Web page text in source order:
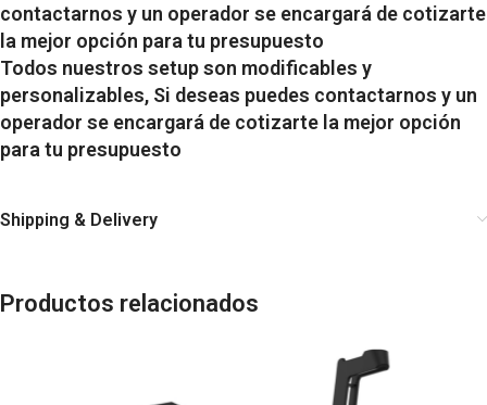
contactarnos y un operador se encargará de cotizarte
la mejor opción para tu presupuesto
Todos nuestros setup son modificables y
personalizables, Si deseas puedes contactarnos y un
operador se encargará de cotizarte la mejor opción
para tu presupuesto
Shipping & Delivery
Productos relacionados